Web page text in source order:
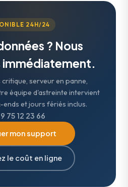
24H/24
? Nous
immédiatement.
serveur en panne,
équipe d'astreinte intervient
ends et jours fériés inclus.
75 12 23 66
mon support
le coût en ligne